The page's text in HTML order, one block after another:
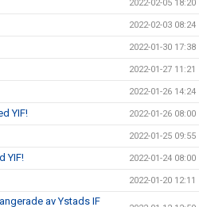
2022-02-05 18:20
2022-02-03 08:24
2022-01-30 17:38
2022-01-27 11:21
2022-01-26 14:24
YIF! 2022-01-26 08:00
2022-01-25 09:55
YIF! 2022-01-24 08:00
2022-01-20 12:11
av Ystads IF